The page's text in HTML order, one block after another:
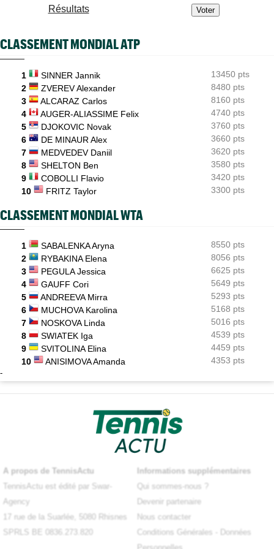
Bourreau de Humbert, Daniel Merida aime croquer du
Français...
Pas de wild-card pour Arthur Gea, Gaël Monfils choisi: "C'est
11:51
Média
Toutes vos vidéos à retrouver sur Tennis Actu TV...
11:44
US Open
Le calendrier ATP et WTA jusqu'à l'US Open 2026
Résultats
CLASSEMENT MONDIAL ATP
1 SINNER Jannik
13450 pts
2
ZVEREV Alexander
8480 pts
3
ALCARAZ Carlos
8160 pts
4
AUGER-ALIASSIME Felix
4740 pts
5
DJOKOVIC Novak
3760 pts
6
DE MINAUR Alex
3660 pts
7
MEDVEDEV Daniil
3620 pts
8
SHELTON Ben
3580 pts
9
COBOLLI Flavio
3420 pts
10
FRITZ Taylor 3300 pts
CLASSEMENT MONDIAL WTA
1 SABALENKA Aryna
8550 pts
2
RYBAKINA Elena
8056 pts
3
PEGULA Jessica
6625 pts
4
GAUFF Cori
5649 pts
5
ANDREEVA Mirra
5293 pts
6
MUCHOVA Karolina
5168 pts
7
NOSKOVA Linda
5016 pts
8
SWIATEK Iga
4539 pts
9
SVITOLINA Elina
4459 pts
10
ANISIMOVA Amanda 4353 pts
-
A propos de TennisActu
TennisActu est édité par Swar-
Agency
17 rue de la Suarlée, 5080 Rhisnes
SPRLS BE 0836.273.820
Informations supplémentaires
Qui sommes-nous ?
Devenir partenaire
Nous contacter
Conditions Générales
Données